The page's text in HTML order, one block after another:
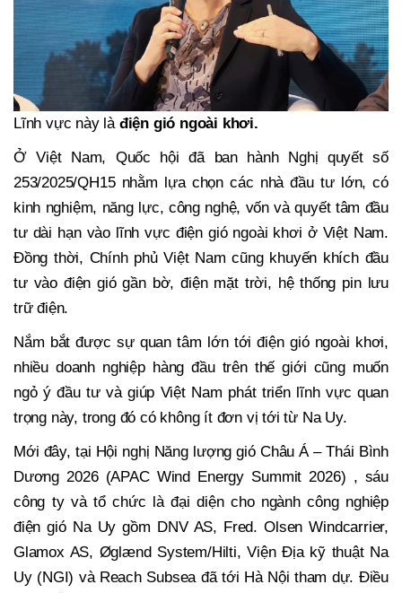
Lĩnh vực này là điện gió ngoài khơi.
Ở Việt Nam, Quốc hội đã ban hành Nghị quyết số
253/2025/QH15 nhằm lựa chọn các nhà đầu tư lớn, có
kinh nghiệm, năng lực, công nghệ, vốn và quyết tâm đầu
tư dài hạn vào lĩnh vực điện gió ngoài khơi ở Việt Nam.
Đồng thời, Chính phủ Việt Nam cũng khuyến khích đầu
tư vào điện gió gần bờ, điện mặt trời, hệ thống pin lưu
trữ điện.
Nắm bắt được sự quan tâm lớn tới điện gió ngoài khơi,
nhiều doanh nghiệp hàng đầu trên thế giới cũng muốn
ngỏ ý đầu tư và giúp Việt Nam phát triển lĩnh vực quan
trọng này, trong đó có không ít đơn vị tới từ Na Uy.
Mới đây, tại Hội nghị Năng lượng gió Châu Á – Thái Bình
Dương 2026 (APAC Wind Energy Summit 2026) , sáu
công ty và tổ chức là đại diện cho ngành công nghiệp
điện gió Na Uy gồm DNV AS, Fred. Olsen Windcarrier,
Glamox AS, Øglænd System/Hilti, Viện Địa kỹ thuật Na
Uy (NGI) và Reach Subsea đã tới Hà Nội tham dự. Điều